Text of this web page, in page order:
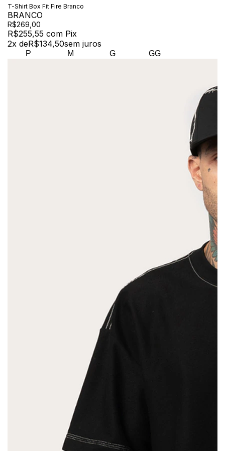
T-Shirt Box Fit Fire Branco
BRANCO
R$269,00
R$255,55 com Pix
2x deR$134,50sem juros
P M G GG